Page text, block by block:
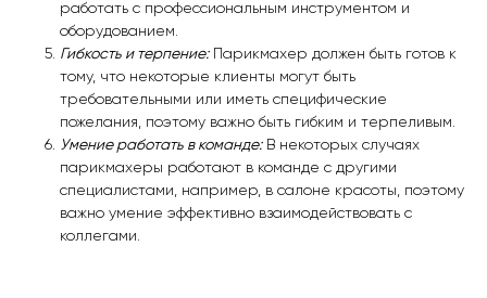
работать с профессиональным инструментом и
оборудованием.
Гибкость и терпение:
Парикмахер должен быть готов к
тому, что некоторые клиенты могут быть
требовательными или иметь специфические
пожелания, поэтому важно быть гибким и терпеливым.
Умение работать в команде: В некоторых случаях
парикмахеры работают в команде с другими
специалистами, например, в салоне красоты, поэтому
важно умение эффективно взаимодействовать с
коллегами.